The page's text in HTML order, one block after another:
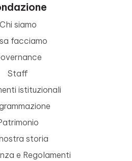
Chi siamo
facciamo
Staff
istituzionali
storia
e Regolamenti